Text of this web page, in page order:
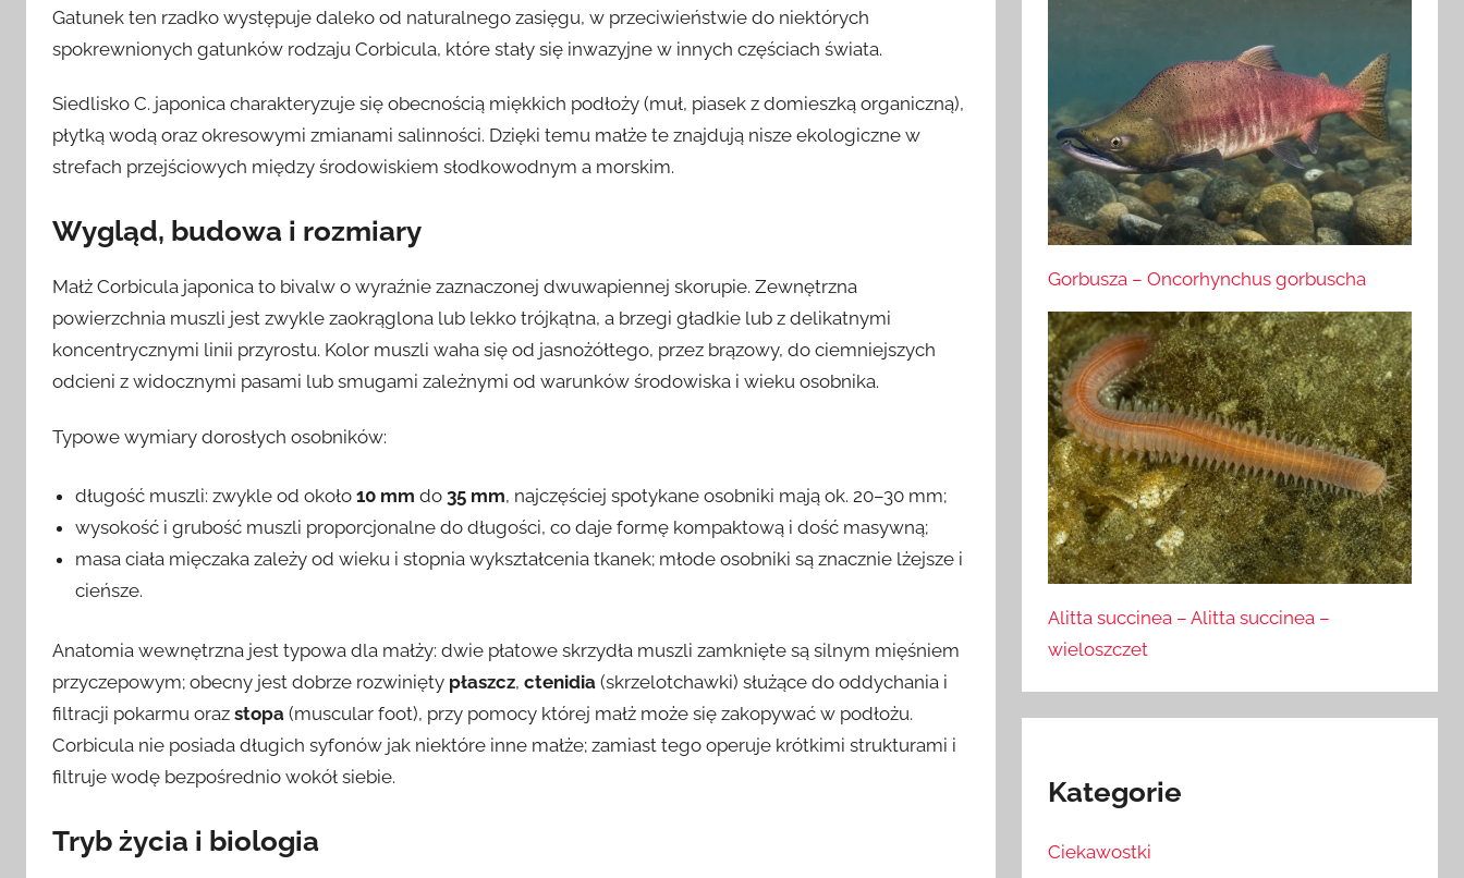
Gatunek ten rzadko występuje daleko od naturalnego zasięgu, w przeciwieństwie do niektórych
spokrewnionych gatunków rodzaju Corbicula, które stały się inwazyjne w innych częściach świata.
Siedlisko C. japonica charakteryzuje się obecnością miękkich podłoży (muł, piasek z domieszką organiczną),
płytką wodą oraz okresowymi zmianami salinności. Dzięki temu małże te znajdują nisze ekologiczne w
strefach przejściowych między środowiskiem słodkowodnym a morskim.
Wygląd, budowa i rozmiary
Małż Corbicula japonica to bivalw o wyraźnie zaznaczonej dwuwapiennej skorupie. Zewnętrzna
powierzchnia muszli jest zwykle zaokrąglona lub lekko trójkątna, a brzegi gładkie lub z delikatnymi
koncentrycznymi linii przyrostu. Kolor muszli waha się od jasnożółtego, przez brązowy, do ciemniejszych
odcieni z widocznymi pasami lub smugami zależnymi od warunków środowiska i wieku osobnika.
Typowe wymiary dorosłych osobników:
długość muszli: zwykle od około10 mm do35 mm, najczęściej spotykane osobniki mają ok. 20–30 mm;
wysokość i grubość muszli proporcjonalne do długości, co daje formę kompaktową i dość masywną;
masa ciała mięczaka zależy od wieku i stopnia wykształcenia tkanek; młode osobniki są znacznie lżejsze i
cieńsze.
Anatomia wewnętrzna jest typowa dla małży: dwie płatowe skrzydła muszli zamknięte są silnym mięśniem
przyczepowym; obecny jest dobrze rozwinięty płaszcz, ctenidia (skrzelotchawki) służące do oddychania i
filtracji pokarmu oraz stopa (muscular foot), przy pomocy której małż może się zakopywać w podłożu.
Corbicula nie posiada długich syfonów jak niektóre inne małże; zamiast tego operuje krótkimi strukturami i
filtruje wodę bezpośrednio wokół siebie.
Tryb życia i biologia
Gorbusza – Oncorhynchus gorbuscha
Alitta succinea – Alitta succinea –
wieloszczet
Kategorie
Ciekawostki